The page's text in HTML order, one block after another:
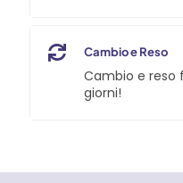
Cambio e Reso
Cambio e reso
giorni!